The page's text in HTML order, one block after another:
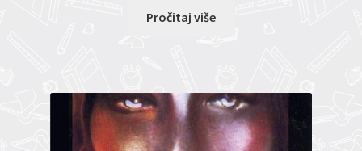
Pročitaj više